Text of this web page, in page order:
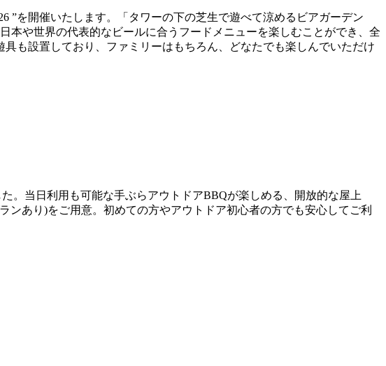
”を開催いたします。「タワーの下の芝生で遊べて涼めるビアガーデン
や世界の代表的なビールに合うフードメニューを楽しむことができ、全
も設置しており、ファミリーはもちろん、どなたでも楽しんでいただけ
。当日利用も可能な手ぶらアウトドアBBQが楽しめる、開放的な屋上
あり)をご用意。初めての方やアウトドア初心者の方でも安心してご利